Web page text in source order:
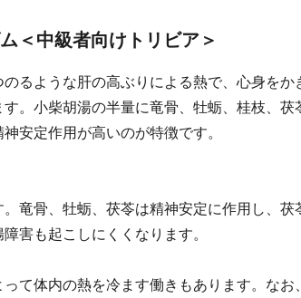
＜中級者向けトリビア＞
るような肝の高ぶりによる熱で、心身をか
。小柴胡湯の半量に竜骨、牡蛎、桂枝、茯
安定作用が高いのが特徴です。
竜骨、牡蛎、茯苓は精神安定に作用し、茯
害も起こしにくくなります。
て体内の熱を冷ます働きもあります。なお